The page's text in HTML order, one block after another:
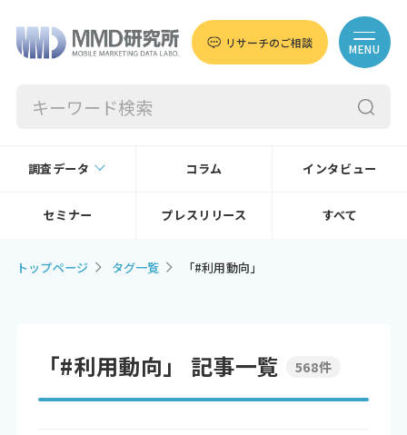
リサーチのご相談 MENU
調査データ コラム インタビュー
セミナー プレスリリース すべて
トップページ タグ一覧 「#利用動向」
「#利用動向」 記事一覧 568件